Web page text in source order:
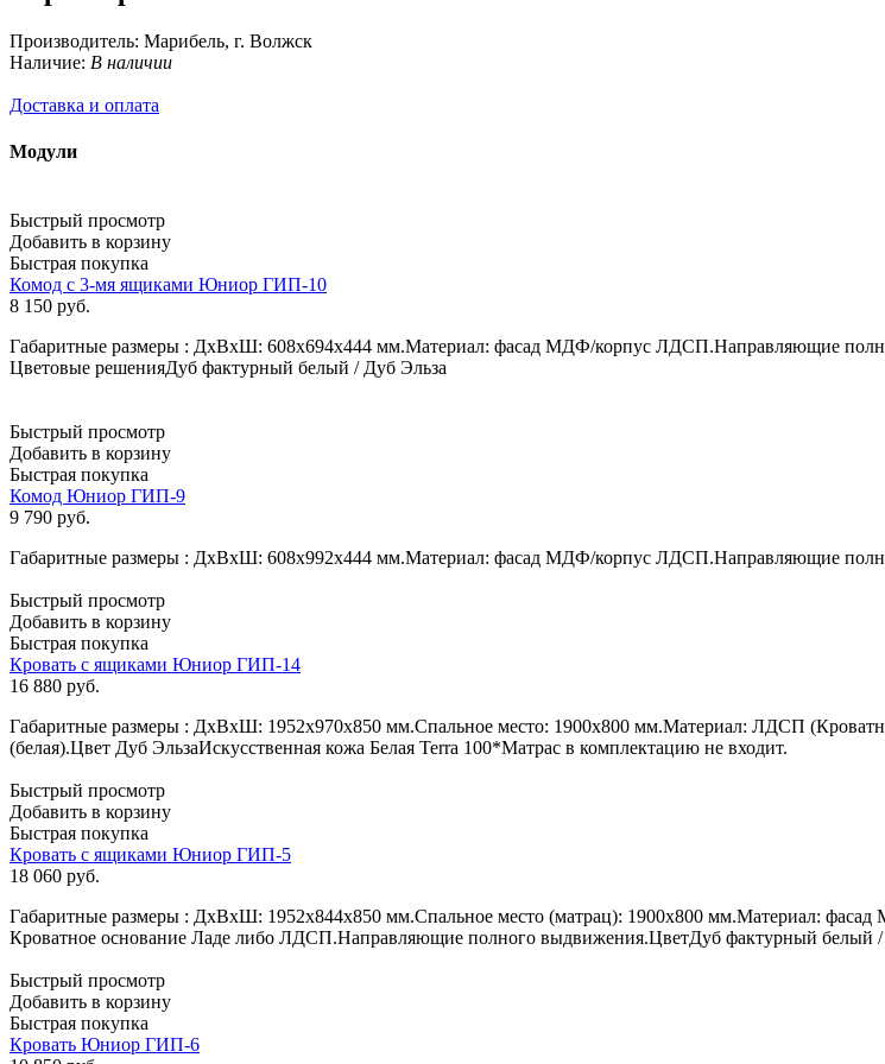
Производитель: Марибель, г. Волжск
Наличие: В наличии
Доставка и оплата
Модули
Быстрый просмотр
Добавить в корзину
Быстрая покупка
Комод с 3-мя ящиками Юниор ГИП-10
8 150 руб.
Габаритные размеры : ДхВхШ: 608х694х444 мм.Материал: фасад МДФ/корпус ЛДСП.Направляющие
Цветовые решенияДуб фактурный белый / Дуб Эльза
Быстрый просмотр
Добавить в корзину
Быстрая покупка
Комод Юниор ГИП-9
9 790 руб.
Габаритные размеры : ДхВхШ: 608х992х444 мм.Материал: фасад МДФ/корпус ЛДСП.Направляющие
Быстрый просмотр
Добавить в корзину
Быстрая покупка
Кровать с ящиками Юниор ГИП-14
16 880 руб.
Габаритные размеры : ДхВхШ: 1952х970х850 мм.Спальное место: 1900х800 мм.Материал: ЛДСП
(белая).Цвет Дуб ЭльзаИскусственная кожа Белая Terra 100*Матрас в комплектацию не входит.
Быстрый просмотр
Добавить в корзину
Быстрая покупка
Кровать с ящиками Юниор ГИП-5
18 060 руб.
Габаритные размеры : ДхВхШ: 1952х844х850 мм.Спальное место (матрац): 1900х800 мм.Материал:
Кроватное основание Ладе либо ЛДСП.Направляющие полного выдвижения.ЦветДуб фактурный белый /
Быстрый просмотр
Добавить в корзину
Быстрая покупка
Кровать Юниор ГИП-6